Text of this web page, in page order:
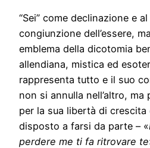
“Sei” come declinazione e
congiunzione dell’essere,
emblema della dicotomia
allendiana, mistica ed
rappresenta tutto e il suo
non si annulla nell’altro, ma
per la sua libertà di crescita
disposto a farsi da parte – «
perdere me ti fa ritrovare te